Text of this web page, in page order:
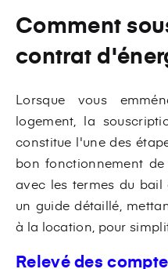
Comment
contrat
Lorsque vous
logement, la
constitue l'une des
bon fonctionnement
avec les termes du bail
un guide détaillé,
à la location, pour
Relevé des